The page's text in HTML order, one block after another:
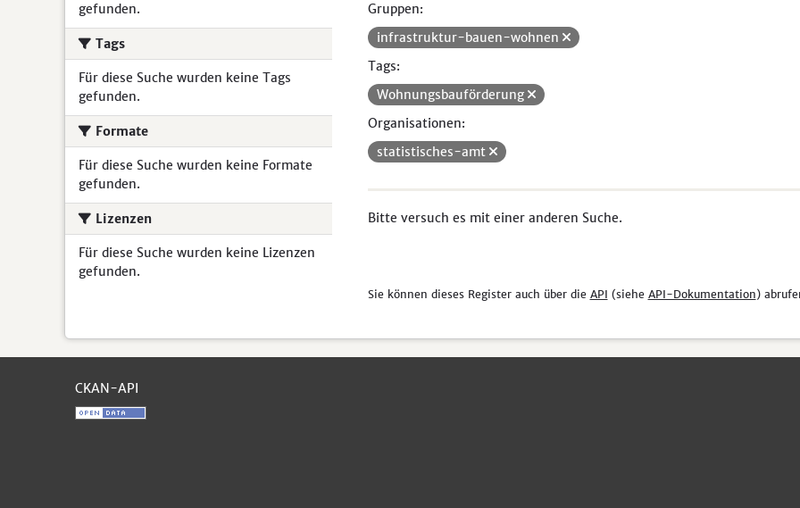
gefunden.
Tags
Für diese Suche wurden keine Tags
gefunden.
Formate
Für diese Suche wurden keine Formate
gefunden.
Lizenzen
Für diese Suche wurden keine Lizenzen
gefunden.
Gruppen:
infrastruktur-bauen-wohnen
Tags:
Wohnungsbauförderung
Organisationen:
statistisches-amt
Bitte versuch es mit einer anderen Suche.
Sie können dieses Register auch über die API (siehe API-Dokumentation)
CKAN-API